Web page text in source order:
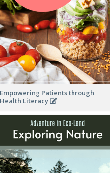
Empowering Patients through
Health Literacy